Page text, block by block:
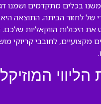
בכלים מתקדמים ושמנו
של לחזור הביתה. התוצאה
את היכולות הווקאליות שלכם.
מקצועיים, לחובבי קריוקי
הליווי